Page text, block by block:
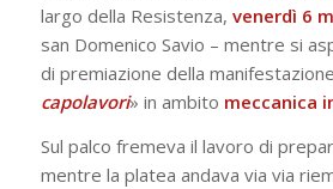
largo della Resistenza, venerdì 6
san Domenico Savio – mentre si
di premiazione della
capolavori» in ambito meccanica
Sul palco fremeva il lavoro di
mentre la platea andava via via